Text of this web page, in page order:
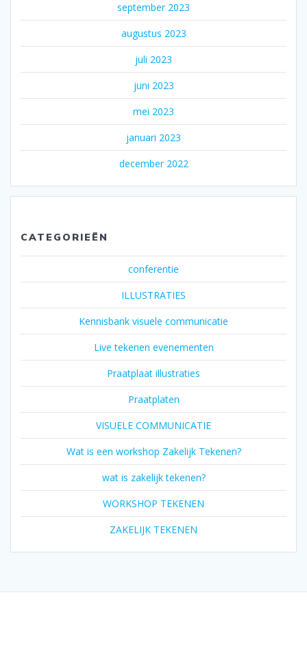
september 2023
augustus 2023
juli 2023
juni 2023
mei 2023
januari 2023
december 2022
CATEGORIEËN
conferentie
ILLUSTRATIES
Kennisbank visuele communicatie
Live tekenen evenementen
Praatplaat illustraties
Praatplaten
VISUELE COMMUNICATIE
Wat is een workshop Zakelijk Tekenen?
wat is zakelijk tekenen?
WORKSHOP TEKENEN
ZAKELIJK TEKENEN